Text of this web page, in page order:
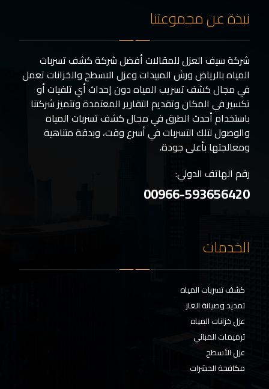
نبذة عن مجموعتنا
شركة سيف العزل للمقالات أفضل شركة كشف تسربات
المياه بالرياض ورش المبيدات وعزل الاسطح والخزانات تعمل
في مجال كشف تسريب المياه دون إحداث أي تلفيات أو
تكسير في المكان وتقديم التقارير المعتمدة وتتميز شركتنا
باستخدام أحدث الطرق في مجال كشف تسربات المياه
والوصول لتلك التسربات في أسرع وقت، وبدقة متناهية
ومعالجتها بأعلى جودة.
رقم الهاتف الدولي:
00966-593656420
الخدمات
كشف تسربات المياه
تمديد وصيانة الغاز
عزل خزانات المياه
ترميمات المباني
عزل الأسطح
مكافحة الحشرات